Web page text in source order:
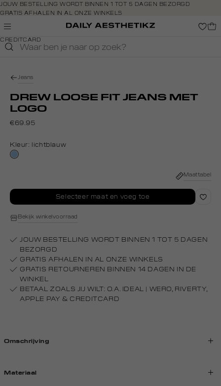
Navigeer
direct naar
de
Open de
direct
footer
JOUW BESTELLING WORDT BINNEN 1 TOT 5 DAGEN BEZORGD
GRATIS AFHALEN IN AL ONZE WINKELS
GRATIS RETOURNEREN BINNEN 14 DAGEN IN DE WINKEL
BETAAL ZOALS JIJ WILT: O.A. IDEAL, RIVERTY, APPLE PAY &
CREDITCARDShop the look
Jeans
DREW LOOSE FIT JEANS MET
LOGO
€69.95
Kleur: lichtblauw
lichtblauw
Maattabel
Selecteer maat en voeg toe
Bekijk winkelvoorraad
JOUW BESTELLING WORDT BINNEN 1 TOT 5 DAGEN
BEZORGD
GRATIS AFHALEN IN AL ONZE WINKELS
GRATIS RETOURNEREN BINNEN 14 DAGEN IN DE
WINKEL
BETAAL ZOALS JIJ WILT: O.A. IDEAL | WERO, RIVERTY,
APPLE PAY & CREDITCARD
Omschrijving
Materiaal